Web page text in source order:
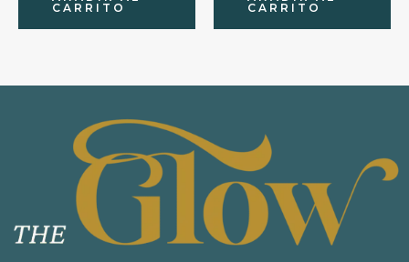
CARRITO
CARRITO